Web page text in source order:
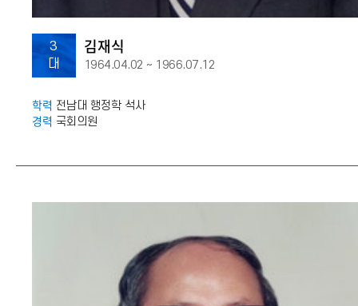
3
대
김재식
1964.04.02 ~ 1966.07.12
학력 전남대 행정학 석사
경력 국회의원